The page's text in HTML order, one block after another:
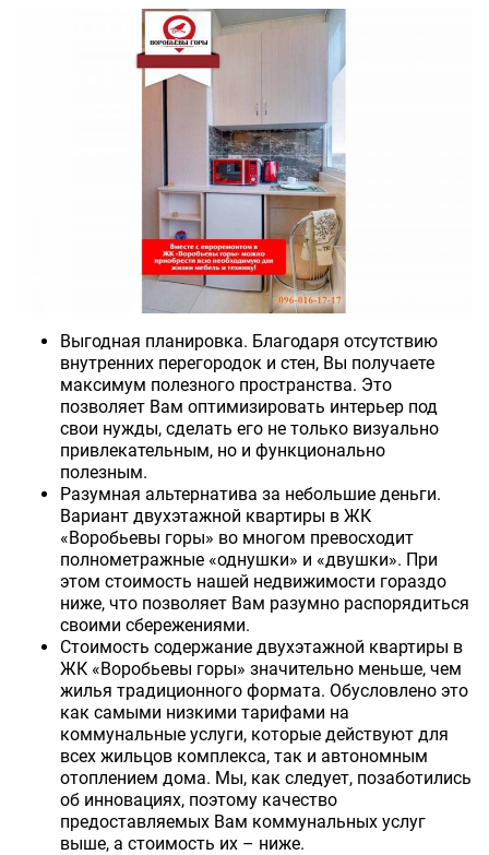
Выгодная планировка. Благодаря отсутствию
внутренних перегородок и стен, Вы получаете
максимум полезного пространства. Это
позволяет Вам оптимизировать интерьер под
свои нужды, сделать его не только визуально
привлекательным, но и функционально
полезным.
Разумная альтернатива за небольшие деньги.
Вариант двухэтажной квартиры в ЖК
«Воробьевы горы» во многом превосходит
полнометражные «однушки» и «двушки». При
этом стоимость нашей недвижимости гораздо
ниже, что позволяет Вам разумно распорядиться
своими сбережениями.
Стоимость содержание двухэтажной квартиры в
ЖК «Воробьевы горы» значительно меньше, чем
жилья традиционного формата. Обусловлено это
как самыми низкими тарифами на
коммунальные услуги, которые действуют для
всех жильцов комплекса, так и автономным
отоплением дома. Мы, как следует, позаботились
об инновациях, поэтому качество
предоставляемых Вам коммунальных услуг
выше, а стоимость их – ниже.